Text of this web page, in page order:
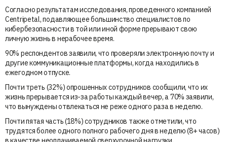
Согласно результатам исследования, проведенного компанией
Centripetal, подавляющее большинство специалистов по
кибербезопасности в той или иной форме прерывают свою
личную жизнь в нерабочее время.
90% респондентов заявили, что проверяли электронную почту и
другие коммуникационные платформы, когда находились в
ежегодном отпуске.
Почти треть (32%) опрошенных сотрудников сообщили, что их
жизнь прерывается из-за работы каждый вечер, а 70% заявили,
что вынуждены отвлекаться не реже одного раза в неделю.
Почти пятая часть (18%) сотрудников также отметили, что
трудятся более одного полного рабочего дня в неделю (8+ часов)